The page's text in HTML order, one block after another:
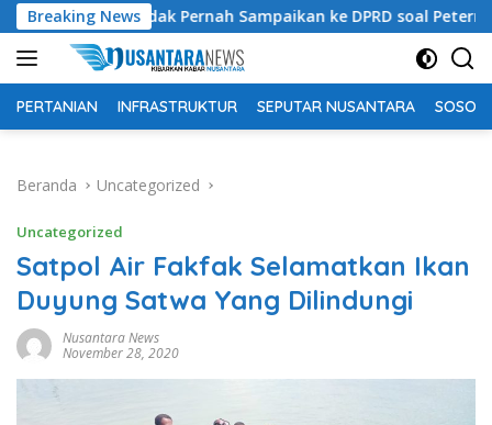
Langsung
ke
konten
Breaking News
Tidak Pernah Sampaikan ke DPRD soal Peternakan Sapi
PERTANIAN INFRASTRUKTUR SEPUTAR NUSANTARA SOSOK
Beranda Uncategorized
Uncategorized
Satpol Air Fakfak Selamatkan Ikan
Duyung Satwa Yang Dilindungi
Nusantara News
November 28, 2020